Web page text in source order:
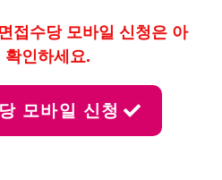
접수당 모바일 신청은 아
확인하세요.
모바일 신청